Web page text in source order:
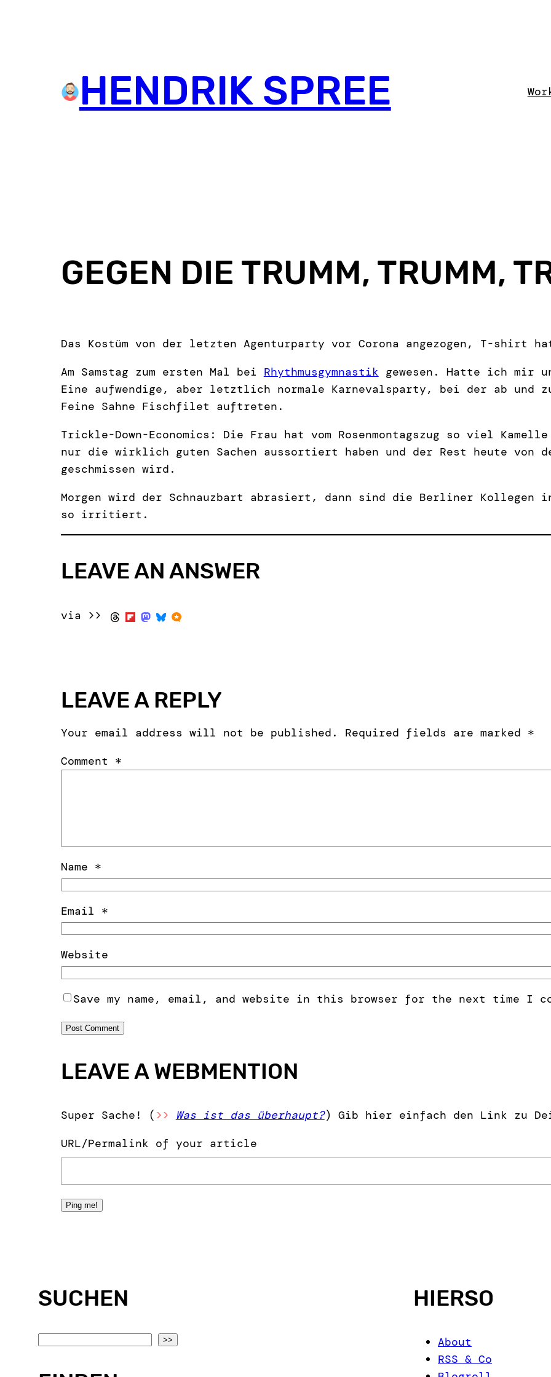
HENDRIK SPREE
GEGEN DIE TRUMM, TRUMM,
Das Kostüm von der letzten Agenturparty vor Corona angezogen, T-shirt
Am Samstag zum ersten Mal bei Rhythmusgymnastik gewesen. Hatte ich mir
Eine aufwendige, aber letztlich normale Karnevalsparty, bei der ab und
Feine Sahne Fischfilet auftreten.
Trickle-Down-Economics: Die Frau hat vom Rosenmontagszug so viel
nur die wirklich guten Sachen aussortiert haben und der Rest heute von
geschmissen wird.
Morgen wird der Schnauzbart abrasiert, dann sind die Berliner Kollegen
so irritiert.
LEAVE AN ANSWER
via >>
LEAVE A REPLY
Your email address will not be published. Required fields are marked *
Comment *
Name *
Email *
Website
Save my name, email, and website in this browser for the next time I
LEAVE A WEBMENTION
Super Sache! ( >> Was ist das überhaupt?) Gib hier einfach den Link zu
URL/Permalink of your article
SUCHEN
>>
HIERSO
About
RSS & Co